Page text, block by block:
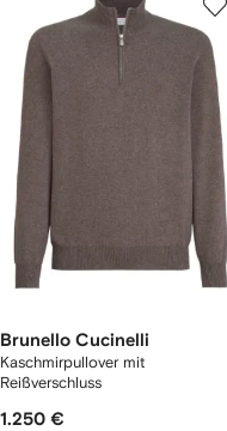
Brunello Cucinelli
Kaschmirpullover mit
Reißverschluss
1.250 €